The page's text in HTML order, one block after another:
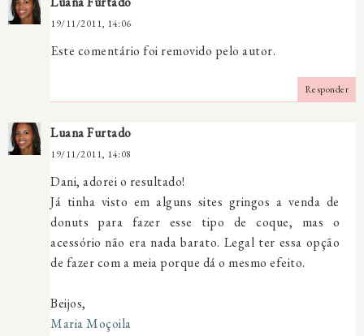
19/11/2011, 14:06
Este comentário foi removido pelo autor.
Responder
Luana Furtado
19/11/2011, 14:08
Dani, adorei o resultado!
Já tinha visto em alguns sites gringos a venda de
donuts para fazer esse tipo de coque, mas o
acessório não era nada barato. Legal ter essa opção
de fazer com a meia porque dá o mesmo efeito.
Beijos,
Maria Moçoila